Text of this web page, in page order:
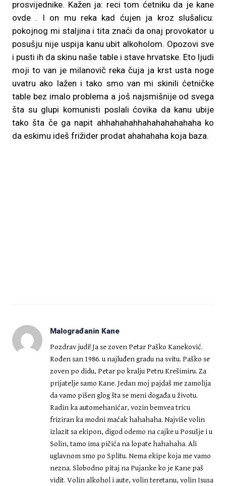
prosvijednike. Kažen ja: reci tom ćetniku da je kane
ovde . I on mu reka kad ćujen ja kroz slušalicu:
pokojnog mi staljina i tita znaći da onaj provokator u
posušju nije uspija kanu ubit alkoholom. Opozovi sve
i pusti ih da skinu naše table i stave hrvatske. Eto ljudi
moji to van je milanovič reka čuja ja krst usta noge
uvatru ako lažen i tako smo van mi skinili ćetničke
table bez imalo problema a još najsmišnije od svega
šta su glupi komunisti poslali ćovika da kanu ubije
tako šta če ga napit ahhahahahhahahahahahaha ko
da eskimu ideš frižider prodat ahahahaha koja baza.
Malograđanin Kane
Pozdrav judi! Ja se zoven Petar Paško Kaneković.
Rođen san 1986. u najluđen gradu na svitu. Paško se
zoven po didu, Petar po kralju Petru Krešimiru. Za
prijatelje samo Kane. Jedan moj pajdaš me zamolija
da vamo pišen glog šta se meni događa u životu.
Radin ka automehanićar, vozin bemvea tricu
friziran ka modni maćak hahahaha. Najviše volin
izlazit sa ekipon, digod odemo na cajke u Posušje i u
Solin, tamo ima pičića na lopate hahahaha. Ali
uglavnom smo po Splitu. Nema ekipe koja me vamo
nezna. Slobodno pitaj na Pujanke ko je Kane paš
vidit. Volin alkohol i aute, volin teretanu, volin Isusa